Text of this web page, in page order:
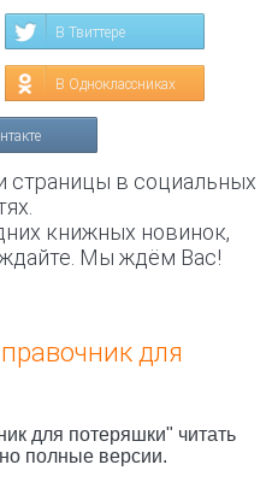
В Твиттере
В Одноклассниках
страницы в социальных
книжных новинок,
Мы ждём Вас!
для
для потеряшки" читать
полные версии.